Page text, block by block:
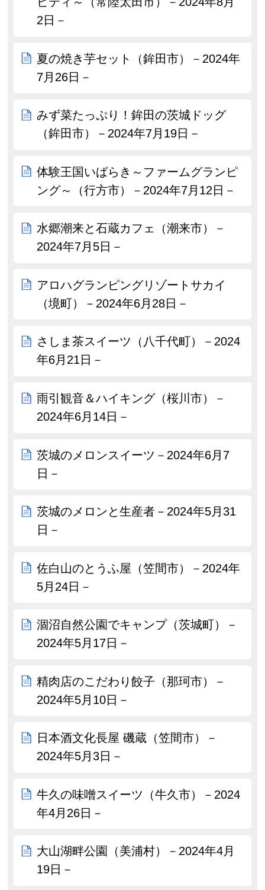
2日－
夏の焼き芋セット（鉾田市）－2024年
7月26日－
みず菜たっぷり！鉾田の茨城ドッグ
（鉾田市）－2024年7月19日－
体験王国いばらき～ファームグランピ
ング～（行方市）－2024年7月12日－
水郷潮来と石蔵カフェ（潮来市）－
2024年7月5日－
アロハグランピングリゾートサカイ
（境町）－2024年6月28日－
さしま茶スイーツ（八千代町）－2024
年6月21日－
雨引観音＆ハイキング（桜川市）－
2024年6月14日－
茨城のメロンスイーツ－2024年6月7
日－
茨城のメロンと生産者－2024年5月31
日－
佐白山のとうふ屋（笠間市）－2024年
5月24日－
涸沼自然公園でキャンプ（茨城町）－
2024年5月17日－
精肉店のこだわり餃子（那珂市）－
2024年5月10日－
日本酒文化長屋 磯蔵（笠間市）－
2024年5月3日－
牛久の味噌スイーツ（牛久市）－2024
年4月26日－
大山湖畔公園（美浦村）－2024年4月
19日－